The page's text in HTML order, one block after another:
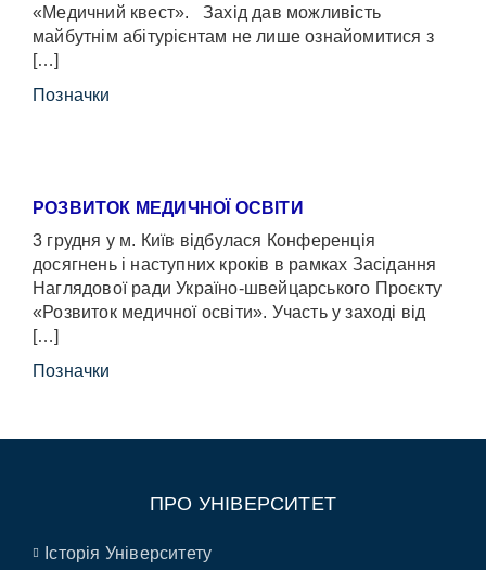
«Медичний квест». Захід дав можливість
майбутнім абітурієнтам не лише ознайомитися з
[…]
Позначки
РОЗВИТОК МЕДИЧНОЇ ОСВІТИ
3 грудня у м. Київ відбулася Конференція
досягнень і наступних кроків в рамках Засідання
Наглядової ради Україно-швейцарського Проєкту
«Розвиток медичної освіти». Участь у заході від
[…]
Позначки
ПРО УНІВЕРСИТЕТ
Історія Університету